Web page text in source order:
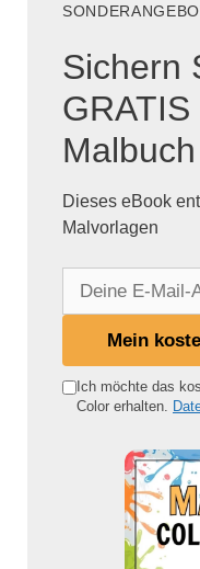
Sichern
Malbuch
Dieses eBook
Malvorlagen
e
Mein
Ich möchte das
Color erhalten.